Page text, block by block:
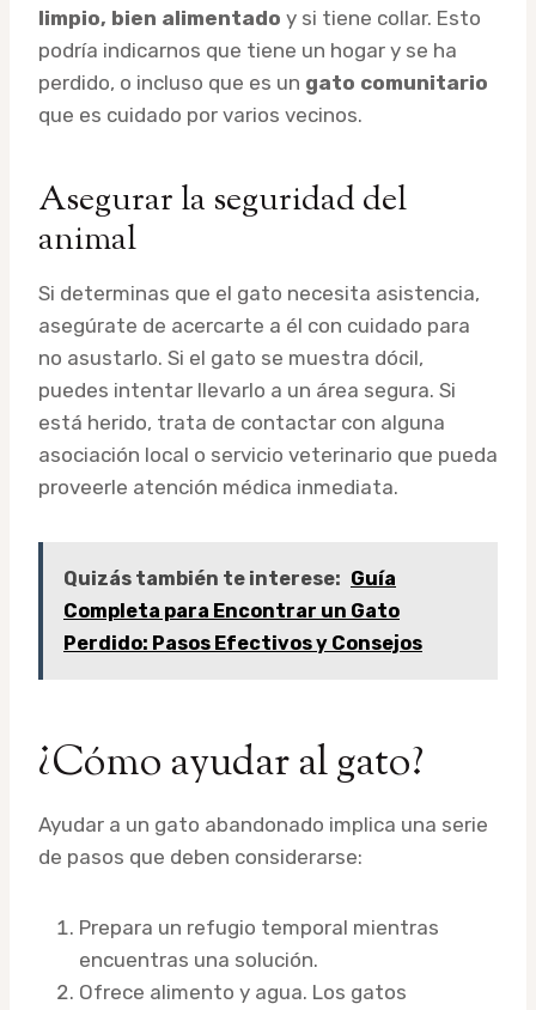
limpio, bien alimentado y si tiene collar. Esto
podría indicarnos que tiene un hogar y se ha
perdido, o incluso que es un gato comunitario
que es cuidado por varios vecinos.
Asegurar la seguridad del
animal
Si determinas que el gato necesita asistencia,
asegúrate de acercarte a él con cuidado para
no asustarlo. Si el gato se muestra dócil,
puedes intentar llevarlo a un área segura. Si
está herido, trata de contactar con alguna
asociación local o servicio veterinario que pueda
proveerle atención médica inmediata.
Quizás también te interese: Guía
Completa para Encontrar un Gato
Perdido: Pasos Efectivos y Consejos
¿Cómo ayudar al gato?
Ayudar a un gato abandonado implica una serie
de pasos que deben considerarse:
Prepara un refugio temporal mientras
encuentras una solución.
Ofrece alimento y agua. Los gatos